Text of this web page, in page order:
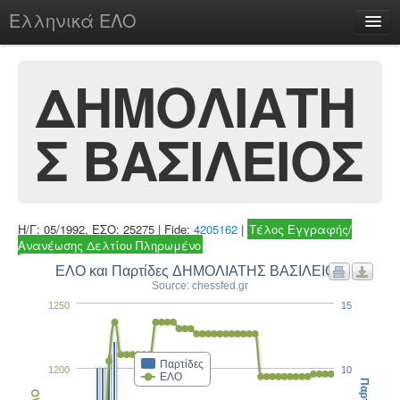
Ελληνικά ΕΛΟ
chesstu.be @ discord
Login
ΔΗΜΟΛΙΑΤΗ
Σ ΒΑΣΙΛΕΙΟΣ
Η/Γ: 05/1992, ΕΣΟ: 25275 | Fide: 4205162 | Τέλος Εγγραφής/
Ανανέωσης Δελτίου Πληρωμένο
ΕΛΟ και Παρτίδες ΔΗΜΟΛΙΑΤΗΣ ΒΑΣΙΛΕΙΟΣ
Source: chessfed.gr
Παρτίδες
ΕΛΟ
1200
1250
10
15